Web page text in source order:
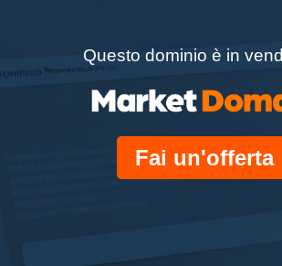
Questo dominio è in
Fai un'offerta